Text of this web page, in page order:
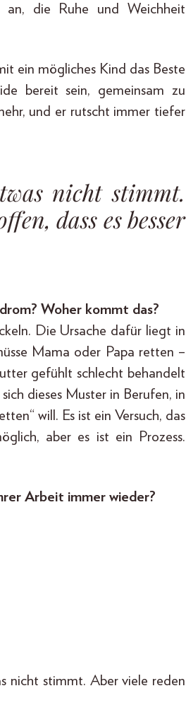
die Ruhe und Weichheit
ein mögliches Kind das Beste
bereit sein, gemeinsam zu
und er rutscht immer tiefer
nicht stimmt.
dass es besser
Woher kommt das?
Die Ursache dafür liegt in
Mama oder Papa retten –
gefühlt schlecht behandelt
dieses Muster in Berufen, in
will. Es ist ein Versuch, das
aber es ist ein Prozess.
Arbeit immer wieder?
nicht stimmt. Aber viele reden